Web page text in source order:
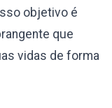
objetivo é
que
vidas de forma